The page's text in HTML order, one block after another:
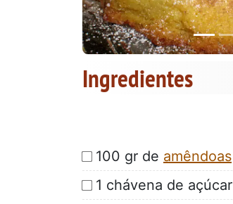
Ingredientes
100 gr de amêndoas
1 chávena de açúcar